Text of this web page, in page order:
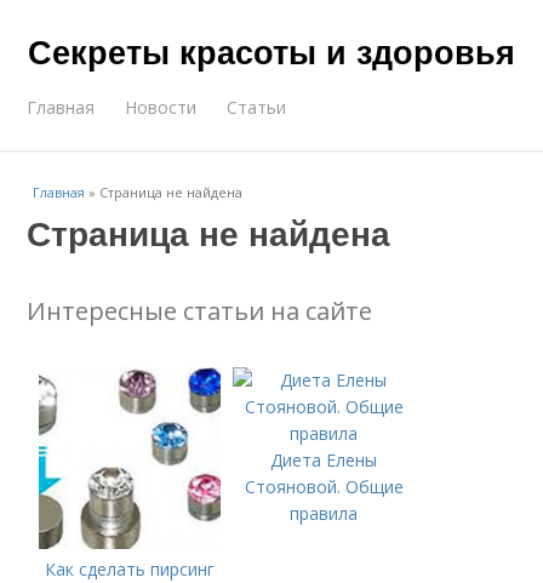
Секреты красоты и здоровья
Главная Новости Статьи
Главная » Страница не найдена
Страница не найдена
Интересные статьи на сайте
Как сделать пирсинг
Диета Елены
Стояновой. Общие
правила